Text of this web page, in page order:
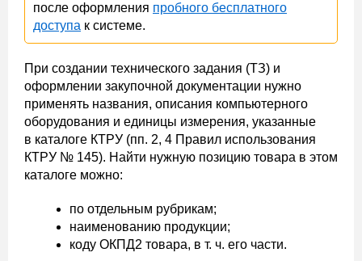
после оформления пробного бесплатного
доступа к системе.
При создании технического задания (ТЗ) и
оформлении закупочной документации нужно
применять названия, описания компьютерного
оборудования и единицы измерения, указанные
в каталоге КТРУ (пп. 2, 4 Правил использования
КТРУ № 145). Найти нужную позицию товара в этом
каталоге можно:
по отдельным рубрикам;
наименованию продукции;
коду ОКПД2 товара, в т. ч. его части.